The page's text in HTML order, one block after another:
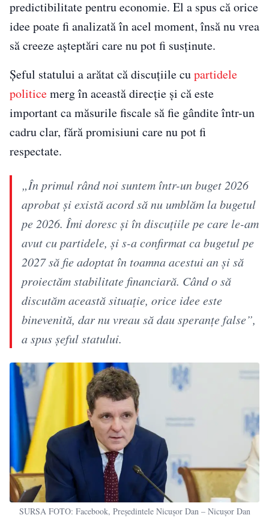
predictibilitate pentru economie. El a spus că orice
idee poate fi analizată în acel moment, însă nu vrea
să creeze așteptări care nu pot fi susținute.
Șeful statului a arătat că discuțiile cupartidele
politicemerg în această direcție și că este
important ca măsurile fiscale să fie gândite într-un
cadru clar, fără promisiuni care nu pot fi
respectate.
„În primul rând noi suntem într-un buget 2026
aprobat și există acord să nu umblăm la bugetul
pe 2026. Îmi doresc și în discuțiile pe care le-am
avut cu partidele, și s-a confirmat ca bugetul pe
2027 să fie adoptat în toamna acestui an și să
proiectăm stabilitate financiară. Când o să
discutăm această situație, orice idee este
binevenită, dar nu vreau să dau speranțe false”,
a spus șeful statului.
SURSA FOTO: Facebook, Președintele Nicușor Dan – Nicușor Dan